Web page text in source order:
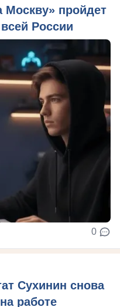
Москву» пройдет
России
0
Сухинин снова
работе